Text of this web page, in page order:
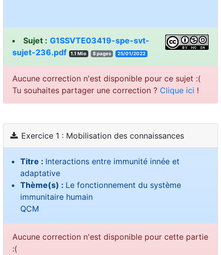
Sujet : G1SSVTE03419-spe-svt-
sujet-236.pdf
1.1 Mio 8 pages 25/01/2022
Aucune correction n'est disponible pour ce sujet :(
Tu souhaites partager une correction ? Clique ici !
Exercice 1 : Mobilisation des connaissances
Titre : Interactions entre immunité innée et
adaptative
Thème(s) : Le fonctionnement du système
immunitaire humain
QCM
Aucune correction n'est disponible pour cette partie
:(